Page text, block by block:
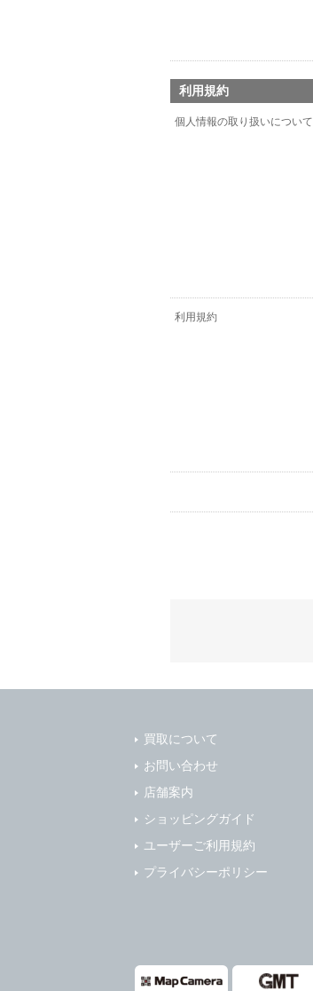
利用規約
個人情報の取り扱いについて
利用規約
買取について
お問い合わせ
店舗案内
ショッピングガイド
ユーザーご利用規約
プライバシーポリシー